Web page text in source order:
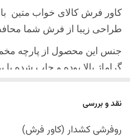
آینده
کاور فرش کالای خواب متین
طراحی زیبا از فرش شما
جنس این محصول از پارچه
گراماژ بالا بوده و چاپ شده با
چهار گوشه این محصول با کش
نقد و بررسی
روفرشی کشدار (کاور فرش)